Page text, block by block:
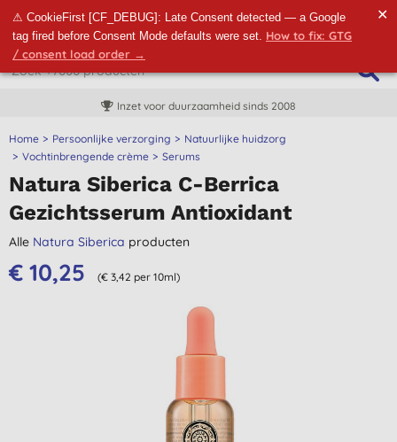
⚠ CookieFirst [CF_DEBUG]: Late Consent detected — a Google
tag fired before Consent Mode defaults were set. How to fix: GTG
/ consent load order →
✕
Inzet voor duurzaamheid sinds 2008
Home Persoonlijke verzorging
Natuurlijke huidzorg
Vochtinbrengende crème
Serums
Natura Siberica C-Berrica
Gezichtsserum Antioxidant
Alle Natura Siberica producten
€ 10,25 (€ 3,42 per 10ml)